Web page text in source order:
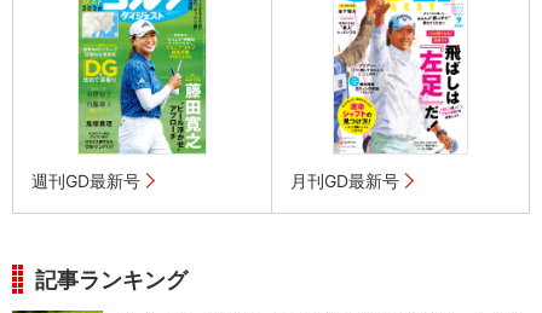
週刊GD最新号 月刊GD最新号
記事ランキング